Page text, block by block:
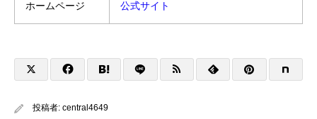
ホームページ 公式サイト
投稿者: central4649